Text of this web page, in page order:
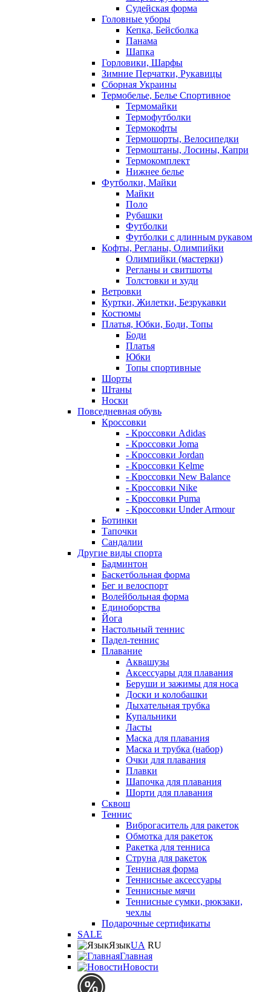
Судейская форма
Головные уборы
Кепка, Бейсболка
Панама
Шапка
Горловики, Шарфы
Зимние Перчатки, Рукавицы
Сборная Украины
Термобелье, Белье Спортивное
Термомайки
Термофутболки
Термокофты
Термошорты, Велосипедки
Термоштаны, Лосины, Капри
Термокомплект
Нижнее белье
Футболки, Майки
Майки
Поло
Рубашки
Футболки
Футболки с длинным рукавом
Кофты, Регланы, Олимпийки
Олимпийки (мастерки)
Регланы и свитшоты
Толстовки и худи
Ветровки
Куртки, Жилетки, Безрукавки
Костюмы
Платья, Юбки, Боди, Топы
Боди
Платья
Юбки
Топы спортивные
Шорты
Штаны
Носки
Повседневная обувь
Кроссовки
- Кроссовки Adidas
- Кроссовки Joma
- Кроссовки Jordan
- Кроссовки Kelme
- Кроссовки New Balance
- Кроссовки Nike
- Кроссовки Puma
- Кроссовки Under Armour
Ботинки
Тапочки
Сандалии
Другие виды спорта
Бадминтон
Баскетбольная форма
Бег и велоспорт
Волейбольная форма
Единоборства
Йога
Настольный теннис
Падел-теннис
Плавание
Аквашузы
Аксессуары для плавания
Беруши и зажимы для носа
Доски и колобашки
Дыхательная трубка
Купальники
Ласты
Маска для плавания
Маска и трубка (набор)
Очки для плавания
Плавки
Шапочка для плавания
Шорти для плавания
Сквош
Теннис
Виброгаситель для ракеток
Обмотка для ракеток
Ракетка для тенниса
Струна для ракеток
Теннисная форма
Теннисные аксессуары
Теннисные мячи
Теннисные сумки, рюкзаки,
чехлы
Подарочные сертификаты
SALE
ЯзыкUA RU
Главная
Новости